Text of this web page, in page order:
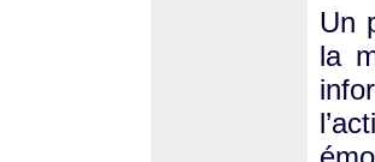
Un
la